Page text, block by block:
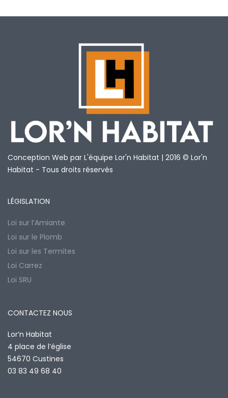
Conception Web par L'équipe Lor'n Habitat | 2016 © Lor'n
Habitat - Tous droits réservés
LÉGISLATION
Loi sur l’Amiante
Loi sur le Plomb
Loi sur les Termites
Loi Carrez
Loi SRU
CONTACTEZ NOUS
Lor’n Habitat
4 place de l’église
54670 Custines
03 83 49 68 40